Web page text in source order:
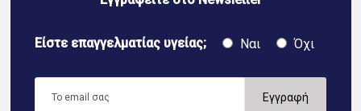
Είστε επαγγελματίας υγείας; Ναι Όχι